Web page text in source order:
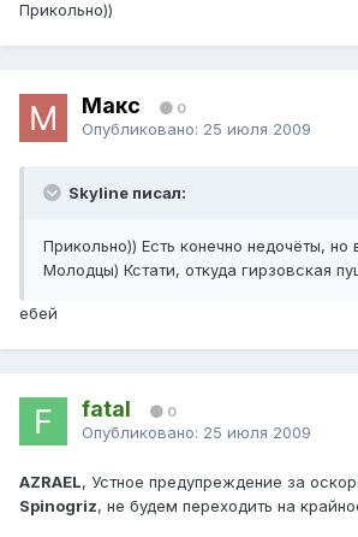
Прикольно))
Макс 0
Опубликовано: 25 июля 2009
Skyline писал:
Прикольно)) Есть конечно недочёты,
Молодцы) Кстати, откуда гирзовская
ебей
fatal 0
Опубликовано: 25 июля 2009
AZRAEL, Устное предупреждение за
Spinogriz, не будем переходить на